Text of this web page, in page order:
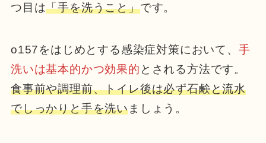
つ目は「手を洗うこと」です。
o157をはじめとする感染症対策において、 手
洗いは基本的かつ効果的 とされる方法です。
食事前や調理前、トイレ後は必ず石鹸と流水
でしっかりと手を洗いましょう。